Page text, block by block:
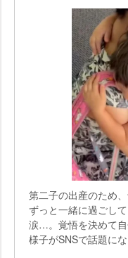
第二子の出産のため
ずっと一緒に過ごし
涙…。覚悟を決めて
様子がSNSで話題に